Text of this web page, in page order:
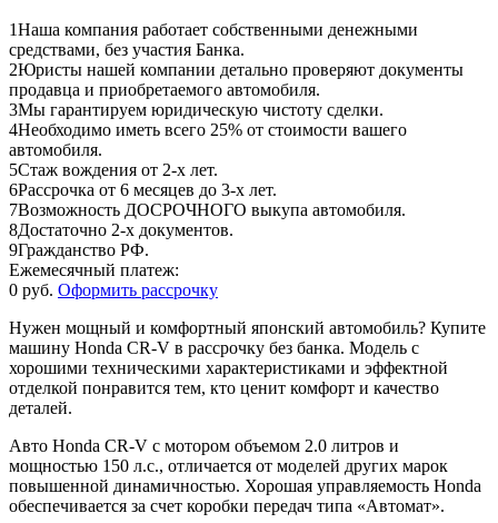
1Наша компания работает собственными денежными
средствами, без участия Банка.
2Юристы нашей компании детально проверяют документы
продавца и приобретаемого автомобиля.
3Мы гарантируем юридическую чистоту сделки.
4Необходимо иметь всего 25% от стоимости вашего
автомобиля.
5Стаж вождения от 2-х лет.
6Рассрочка от 6 месяцев до 3-х лет.
7Возможность ДОСРОЧНОГО выкупа автомобиля.
8Достаточно 2-х документов.
9Гражданство РФ.
Ежемесячный платеж:
0 руб. Оформить рассрочку
Нужен мощный и комфортный японский автомобиль? Купите
машину Honda CR-V в рассрочку без банка. Модель с
хорошими техническими характеристиками и эффектной
отделкой понравится тем, кто ценит комфорт и качество
деталей.
Авто Honda CR-V с мотором объемом 2.0 литров и
мощностью 150 л.с., отличается от моделей других марок
повышенной динамичностью. Хорошая управляемость Honda
обеспечивается за счет коробки передач типа «Автомат».